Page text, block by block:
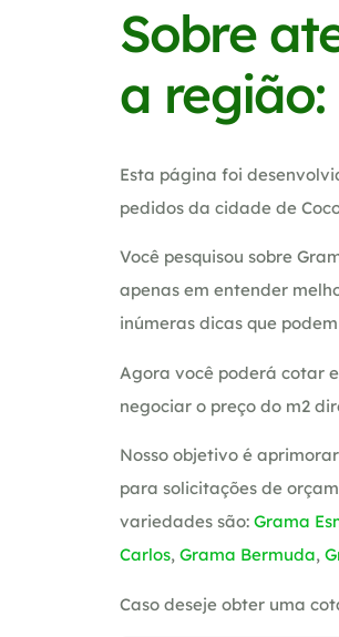
Sobre
a região:
Esta página foi
pedidos da cidade de
Você pesquisou sobre
apenas em entender
inúmeras dicas que
Agora você poderá cotar
negociar o preço do m2
Nosso objetivo é
para solicitações de
variedades são: Grama
Carlos, Grama Bermuda,
Caso deseje obter uma